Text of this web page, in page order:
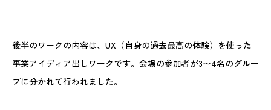
後半のワークの内容は、UX（自身の過去最高の体験）を使った
事業アイディア出しワークです。会場の参加者が3〜4名のグルー
プに分かれて行われました。